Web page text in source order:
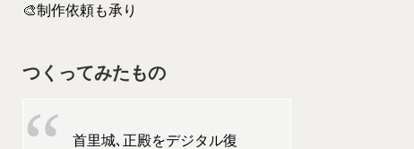
🎨制作依頼も承り
つくってみたもの
首里城､正殿をデジタル復